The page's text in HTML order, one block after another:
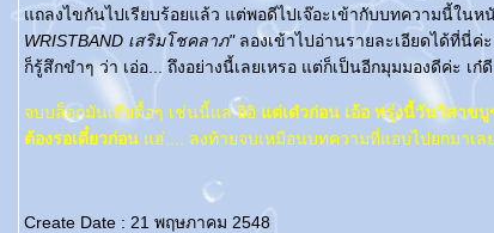
ถลงไขกันไปเรียบร้อยแล้ว แต่พอดีไปเจ๊อะเข้ากับบทความนี้ในห
WRISTBAND เสริมโชคลาภ" ลองเข้าไปอ่านรายละเอียดได้ที่นี่ค่
ก็รู้สึกขำๆ ว่า เอ่อ... ถึงอย่างนี้เลยเหรอ แต่ก็เป็นอีกมุมมองดีค่ะ เก๋
จบบล็อกมันเสียดื้อๆ เช่นนี้แล อิอิ ต่เด๋วก่อน เอ้อ พรุ่งนี้วันวิสาข
ต้องรอเดี๋ยวก่อน ฮ่.... ลงท้ายจบเหมือนบทความที่แอบไปยกมาเล
Create Date : 21 พฤษภาคม 2548